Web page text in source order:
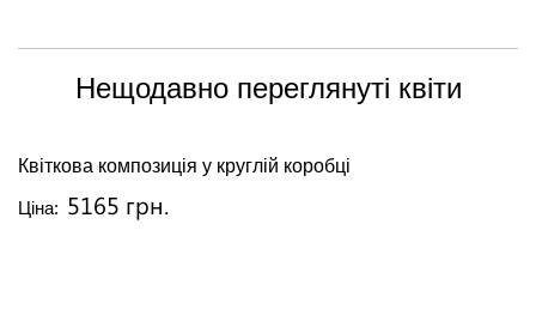
Нещодавно переглянуті квіти
Квіткова композиція у круглій коробці
Ціна: 5165 грн.